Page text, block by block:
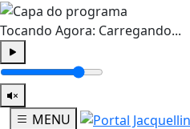
Tocando Agora: Carregando...
MENU